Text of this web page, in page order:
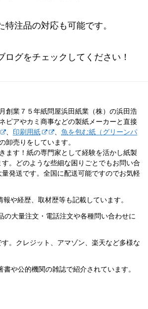
注品の対応も可能です。
グをチェックしてください！
創業７５年紙問屋浜田紙業（株）の浜田浩
ピアやカミ商事などの製紙メーカーと直接
印刷用紙
魚を包む紙（グリーンパ
卸売りをしています。
ます！紙の専門家として経験を活かし紙製
。どのような些細な困りごとでもお問い合
発送です。全国に配送可能ですのでお気軽
や経歴、取材歴等も記載しています。
の大量注文・電話注文や各種問い合わせに
。クレジット、アマゾン、楽天など多様な
や公的機関の雑誌で紹介されています。